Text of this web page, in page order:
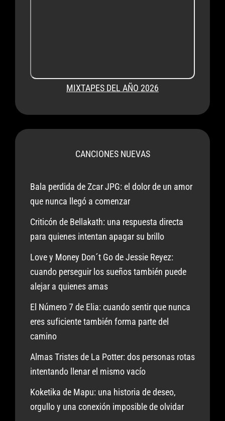
MIXTAPES DEL AÑO 2026
CANCIONES NUEVAS
Bala perdida de Zcar JPG: el dolor de un amor
que nunca llegó a comenzar
Criticón de Bellakath: una respuesta directa
para quienes intentan apagar su brillo
Love y Money Don´t Go de Jessie Reyez:
cuando perseguir los sueños también puede
alejar a quienes amas
El Número 7 de Elia: cuando sentir que nunca
eres suficiente también forma parte del
camino
Almas Tristes de La Potter: dos personas rotas
intentando llenar el mismo vacío
Koketika de Mapu: una historia de deseo,
orgullo y una conexión imposible de olvidar